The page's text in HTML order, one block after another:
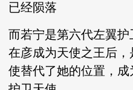
已经陨落
而若宁是第六代左翼护
在彦成为天使之王后
使替代了她的位置，